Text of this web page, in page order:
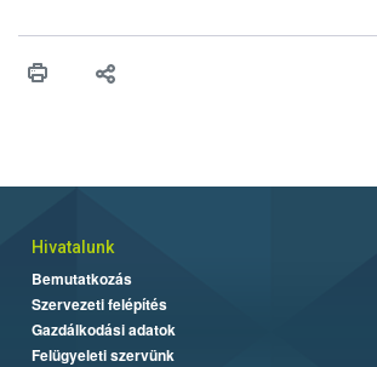
vonni az ebek viselkedésének
Hivatalunk
Bemutatkozás
Szervezeti felépítés
Gazdálkodási adatok
Felügyeleti szervünk